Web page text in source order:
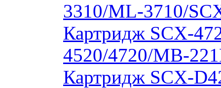
3310/ML-3710/
Картридж SCX-
4520/4720/MB-
Картридж SCX-